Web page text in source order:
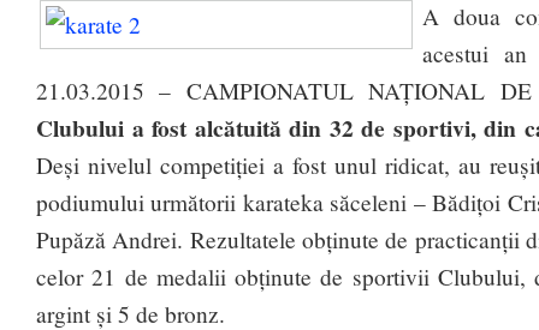
A doua
acestui
21.03.2015 – CAMPIONATUL NAȚIONAL
Clubului a fost alcătuită din 32 de sportivi, din
Deși nivelul competiției a fost unul ridicat, au
podiumului următorii karateka săceleni – Bădițoi
Pupăză Andrei. Rezultatele obținute de practicanții
celor 21 de medalii obținute de sportivii Clubului,
argint și 5 de bronz.